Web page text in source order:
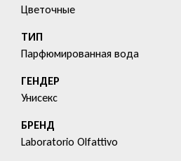
Цветочные
ТИП
Парфюмированная вода
ГЕНДЕР
Унисекс
БРЕНД
Laboratorio Olfattivo